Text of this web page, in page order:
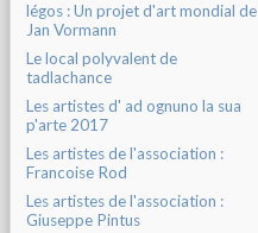
légos : Un projet d'art mondial de
Jan Vormann
Le local polyvalent de
tadlachance
Les artistes d' ad ognuno la sua
p'arte 2017
Les artistes de l'association :
Francoise Rod
Les artistes de l'association :
Giuseppe Pintus